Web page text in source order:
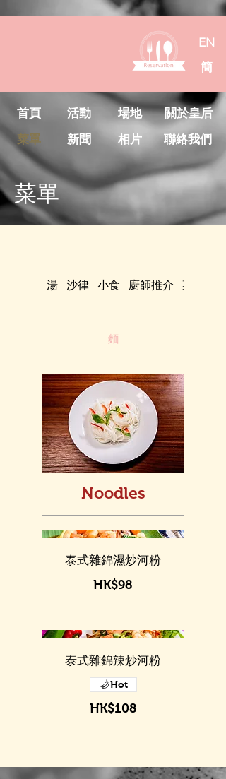
EN
簡
首頁
菜單
活動
新聞
場地
相片
關於皇后
聯絡我們
菜單
湯 沙律 小食 廚師推介 菜
麵
Noodles
泰式雜錦濕炒河粉
HK$98
泰式雜錦辣炒河粉
HK$108
Hot